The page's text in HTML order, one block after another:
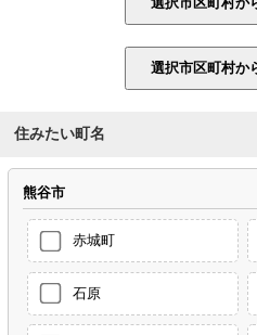
住みたい町名
熊谷市
赤城町
石原